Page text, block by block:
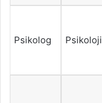
Psikolog Psikoloji